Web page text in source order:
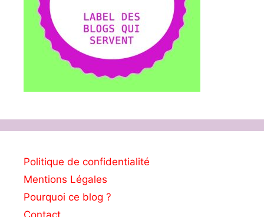
Politique de confidentialité
Mentions Légales
Pourquoi ce blog ?